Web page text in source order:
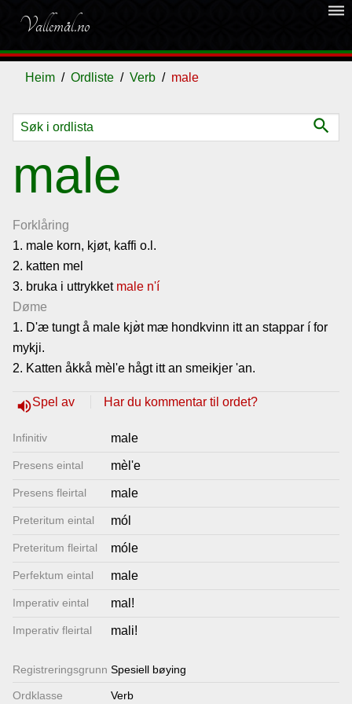
Vallemål.no
dehaze
Heim Ordliste Verb male
search
male
Forklåring
1. male korn, kjøt, kaffi o.l.
2. katten mel
3. bruka i uttrykket male n'í
Døme
1. D'æ tungt å male kjø̀t mæ hondkvinn itt an stappar í for
mykji.
2. Katten åkkå mèl'e hågt itt an smeikjer 'an.
volume_upSpel av Har du kommentar til ordet?
Infinitiv male
Presens eintal mèl'e
Presens fleirtal male
Preteritum eintal mól
Preteritum fleirtal móle
Perfektum eintal male
Imperativ eintal mal!
Imperativ fleirtal mali!
Registrerings­grunn Spesiell bøying
Ordklasse Verb
Ordliste
Om
vallemålet
Gjestebok
Nyhende
Lenkjer